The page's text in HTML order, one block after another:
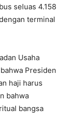
seluas 4.158
terminal
Usaha
Presiden
haji harus
bahwa
bangsa